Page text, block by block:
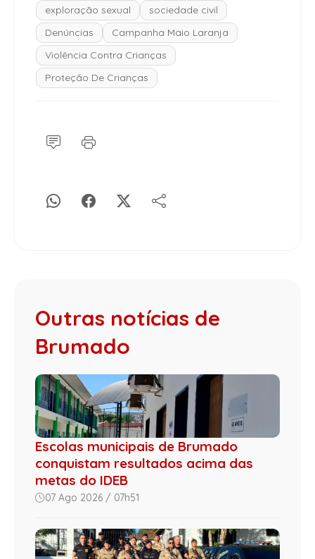
exploração sexual
sociedade civil
Denúncias
Campanha Maio Laranja
Violência Contra Crianças
Proteção De Crianças
Outras notícias de
Brumado
Escolas municipais de Brumado
conquistam resultados acima das
metas do IDEB
07 Ago 2026 / 07h51